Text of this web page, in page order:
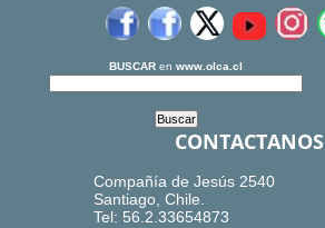
BUSCAR en www.olca.cl
CONTACTANOS
Compañía de Jesús 2540
Santiago, Chile.
Tel: 56.2.33654873